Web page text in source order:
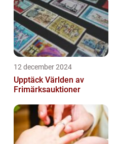
12 december 2024
Upptäck Världen av
Frimärksauktioner